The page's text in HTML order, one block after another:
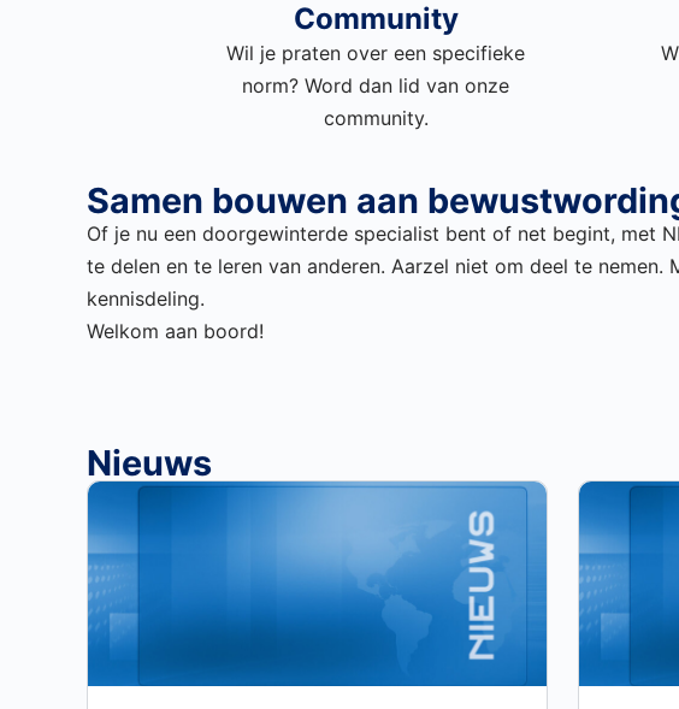
Community
Wil je praten over een specifieke
norm? Word dan lid van onze
community.
Samen bouwen aan
Of je nu een doorgewinterde specialist bent of net begint, met
te delen en te leren van anderen. Aarzel niet om deel te nemen.
kennisdeling.
Welkom aan boord!
Nieuws